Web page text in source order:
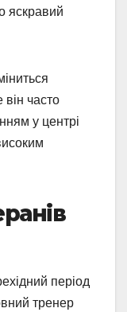
яскравий
він часто
у центрі
період
тренер